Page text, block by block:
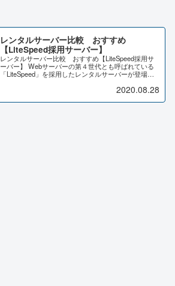
レンタルサーバー比較 おすすめ
【LiteSpeed採用サーバー】
レンタルサーバー比較 おすすめ【LiteSpeed採用サ
ーバー】 Webサーバーの第４世代とも呼ばれている
「LiteSpeed」を採用したレンタルサーバーが登場し
2020.08.28